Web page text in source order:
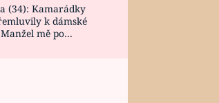
(34): Kamarádky
k dámské
mě po